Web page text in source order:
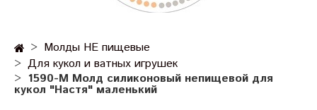
Молды НЕ пищевые
Для кукол и ватных игрушек
1590-М Молд силиконовый непищевой для
кукол "Настя" маленький